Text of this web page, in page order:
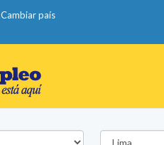
Cambiar país
Departamento